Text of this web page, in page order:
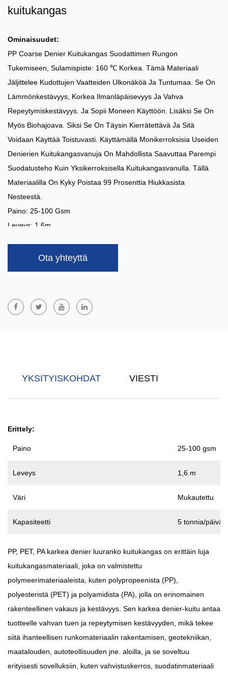
kuitukangas
Ominaisuudet:
PP Coarse Denier Kuitukangas Suodattimen Rungon
Tukemiseen, Sulamispiste: 160 ℃ Korkea. Tämä Materiaali
Jäljittelee Kudottujen Vaatteiden Ulkonäköä Ja Tuntumaa. Se On
Lämmönkestävyys, Korkea Ilmanläpäisevyys Ja Vahva
Repeytymiskestävyys. Ja Sopii Moneen Käyttöön. Lisäksi Se On
Myös Biohajoava. Siksi Se On Täysin Kierrätettävä Ja Sitä
Voidaan Käyttää Toistuvasti. Käyttämällä Monikerroksisia Useiden
Denierien Kuitukangasvanuja On Mahdollista Saavuttaa Parempi
Suodatusteho Kuin Yksikerroksisella Kuitukangasvanulla. Tällä
Materiaalilla On Kyky Poistaa 99 Prosenttia Hiukkasista
Nesteestä.
Paino: 25-100 Gsm
Leveys: 1,6m
Kapasiteetti: 5 Tonnia/päivä
PP PET PA Karkea Denier Selkäranka Kuitukangas
Geosynteettissä, Rakennusten Eristyskerroksissa Ja
Lujitemateriaaleissa. Tämän Kuitukankaan Vahvat Ominaisuudet
Ota yhteyttä
YKSITYISKOHDAT VIESTI
Erittely:
Paino 25-100 gsm
Leveys 1,6 m
Väri Mukautettu
Kapasiteetti 5 tonnia/päivä
PP, PET, PA karkea denier luuranko kuitukangas on erittäin luja
kuitukangasmateriaali, joka on valmistettu
polymeerimateriaaleista, kuten polypropeenista (PP),
polyesteristä (PET) ja polyamidista (PA), jolla on erinomainen
rakenteellinen vakaus ja kestävyys. Sen karkea denier-kuitu antaa
tuotteelle vahvan tuen ja repeytymisen kestävyyden, mikä tekee
siitä ihanteellisen runkomateriaalin rakentamisen, geotekniikan,
maatalouden, autoteollisuuden jne. aloilla, ja se soveltuu
erityisesti sovelluksiin, kuten vahvistuskerros, suodatinmateriaali